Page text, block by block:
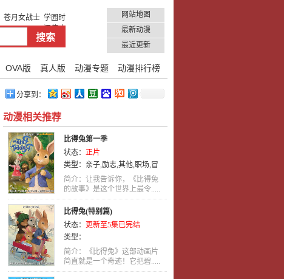
苍月女战士 学园时
网站地图
最新动漫
最近更新
OVA版 真人版 动漫专题 动漫排行榜
分享到：
动漫相关推荐
比得兔第一季
状态： 正片
类型： 亲子,励志,其他,职场,冒
险,战斗, 职业,治愈, 亲情,格斗,益
智,犯罪, 青春,未来,真人,真人版
萝莉,穿越,刑侦,耽美,吸血鬼,悬
疑,热血,运动,战争
械,LOLI,轻松,惊悚,特摄,
娱乐,女性向
爱,童话 武侠,科幻 宠物,教育,动
作,泡面番,机战,神话 少女,艺术
神魔,忍者,历史,歌舞,爱情,魔法,
简介：让我告诉你，《比得兔
的故事》是这个世界上最令.....
比得兔(特别篇)
状态： 更新至5集已完结
类型：
简介：《比得兔》这部动画片
简直就是一个奇迹！它把碧.....